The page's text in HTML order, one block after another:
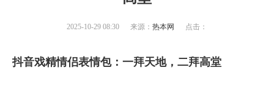
2025-10-29 08:30 来源： 热本网 点击：
抖音戏精情侣表情包：一拜天地，二拜高堂